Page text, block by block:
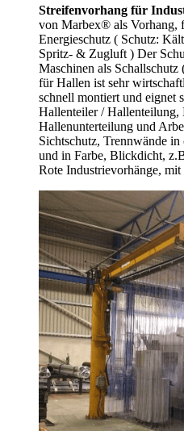
Streifenvorhang für
von Marbex® als Vorhang,
Energieschutz ( Schutz:
Spritz- & Zugluft ) Der
Maschinen als
für Hallen ist sehr
schnell montiert und eignet
Hallenteiler /Hallenteilung,
Hallenunterteilung und
Sichtschutz, Trennwände
und in Farbe, Blickdicht,
Rote Industrievorhänge, mit